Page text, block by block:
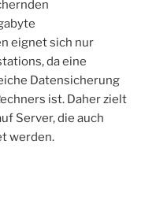
eignet sich nur
da eine
Datensicherung
ist. Daher zielt
Server, die auch
werden.